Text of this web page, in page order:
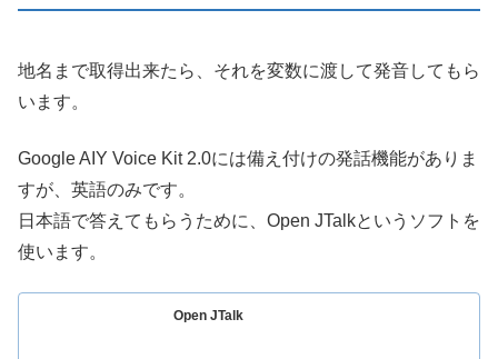
地名まで取得出来たら、それを変数に渡して発音してもら
います。
Google AIY Voice Kit 2.0には備え付けの発話機能がありま
すが、英語のみです。
日本語で答えてもらうために、Open JTalkというソフトを
使います。
Open JTalk